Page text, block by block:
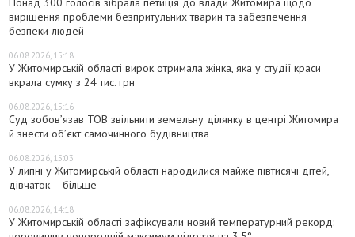
вирішення проблеми безпритульних тварин та забезпечення
безпеки людей
06.08.2026, 15:18
У Житомирській області вирок отримала жінка, яка у студії краси
вкрала сумку з 24 тис. грн
06.08.2026, 15:16
Суд зобов’язав ТОВ звільнити земельну ділянку в центрі Житомира
й знести об’єкт самочинного будівництва
06.08.2026, 15:03
У липні у Житомирській області народилися майже півтисячі дітей,
дівчаток – більше
06.08.2026, 14:18
У Житомирській області зафіксували новий температурний рекорд: